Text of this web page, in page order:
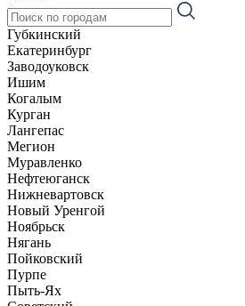
Губкинский
Екатеринбург
Заводоуковск
Ишим
Когалым
Курган
Лангепас
Мегион
Муравленко
Нефтеюганск
Нижневартовск
Новый Уренгой
Ноябрьск
Нягань
Пойковский
Пурпе
Пыть-Ях